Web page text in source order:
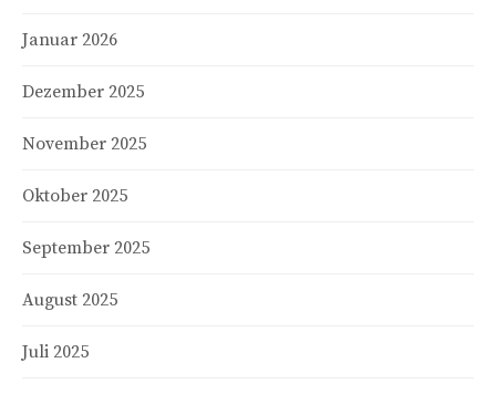
Januar 2026
Dezember 2025
November 2025
Oktober 2025
September 2025
August 2025
Juli 2025